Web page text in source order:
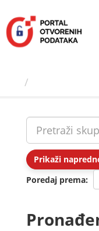
sadržaj
Prikaži
Poredaj prema